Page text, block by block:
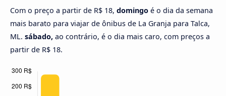
Com o preço a partir de R$ 18, domingo é o dia da semana
mais barato para viajar de ônibus de La Granja para Talca,
ML. sábado, ao contrário, é o dia mais caro, com preços a
partir de R$ 18.